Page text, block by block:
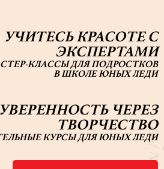
УЧИТЕСЬ КРАСОТЕ С
ЭКСПЕРТАМИ
КЛАССЫ ДЛЯ ПОДРОСТКОВ
В ШКОЛЕ ЮНЫХ ЛЕДИ
УВЕРЕННОСТЬ ЧЕРЕЗ
ТВОРЧЕСТВО
КУРСЫ ДЛЯ ЮНЫХ ЛЕДИ